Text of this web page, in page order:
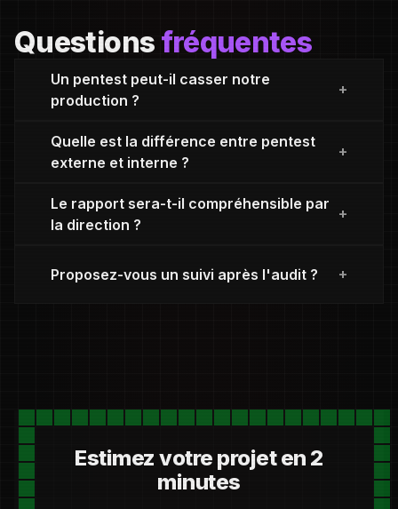
Questions fréquentes
Un pentest peut-il casser notre
production ?
Quelle est la différence entre pentest
externe et interne ?
Le rapport sera-t-il compréhensible par
la direction ?
Proposez-vous un suivi après l'audit ?
Estimez votre projet en 2
minutes